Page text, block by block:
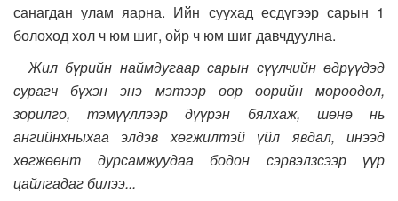
санагдан улам яарна. Ийн суухад есдүгээр сарын 1
болоход хол ч юм шиг, ойр ч юм шиг давчдуулна.
Жил бүрийн наймдугаар сарын сүүлчийн өдрүүдэд
сурагч бүхэн энэ мэтээр өөр өөрийн мөрөөдөл,
зорилго, тэмүүллээр дүүрэн бялхаж, шөнө нь
ангийнхныхаа элдэв хөгжилтэй үйл явдал, инээд
хөгжөөнт дурсамжуудаа бодон сэрвэлзсээр үүр
цайлгадаг билээ...